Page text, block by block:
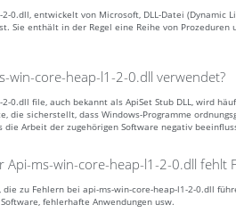
2-0.dll, entwickelt von Microsoft, DLL-Datei
Sie enthält in der Regel eine Reihe von
win-core-heap-l1-2-0.dll verwendet?
2-0.dll file, auch bekannt als ApiSet Stub DLL, wird
die sicherstellt, dass Windows-Programme
die Arbeit der zugehörigen Software negativ
Api-ms-win-core-heap-l1-2-0.dll fehlt
die zu Fehlern bei api-ms-win-core-heap-l1-2-0.dll
fehlerhafte Anwendungen usw.